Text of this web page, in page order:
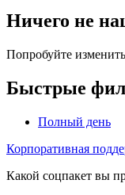
Ничего не
Попробуйте
Быстрые
Полный день
Корпоративная
Какой соцпакет вы